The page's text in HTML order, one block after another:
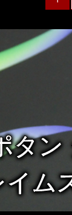
タ
ム